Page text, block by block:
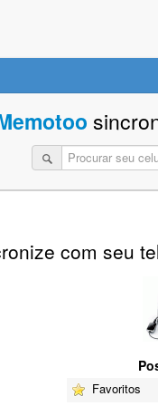
com seu
Favoritos